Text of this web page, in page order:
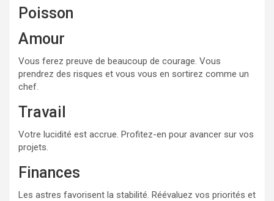
Poisson
Amour
Vous ferez preuve de beaucoup de courage. Vous
prendrez des risques et vous vous en sortirez comme un
chef.
Travail
Votre lucidité est accrue. Profitez-en pour avancer sur vos
projets.
Finances
Les astres favorisent la stabilité. Réévaluez vos priorités et